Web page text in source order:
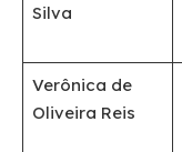
Silva
Verônica de
Oliveira Reis